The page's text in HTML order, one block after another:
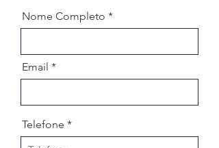
Nome Completo
Email
Telefone